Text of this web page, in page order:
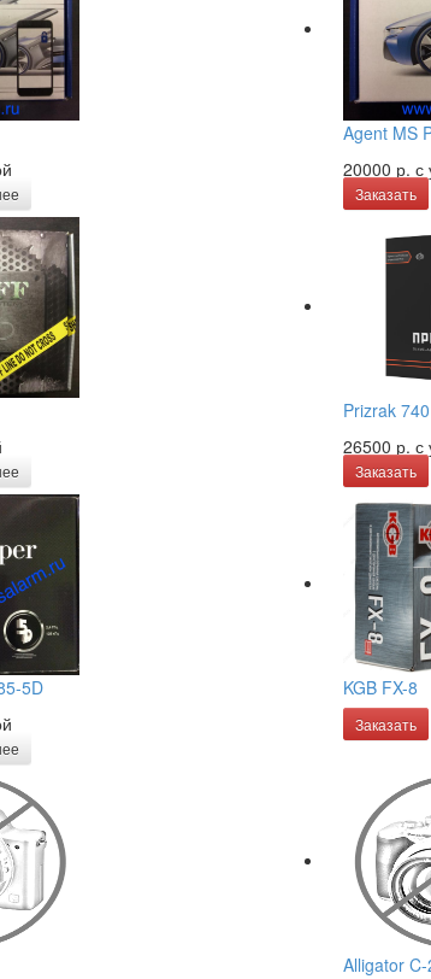
Agent MS
20000 р. с
Заказать
Prizrak 740
26500 р. с
Заказать
5D
KGB FX-8
Заказать
Alligator